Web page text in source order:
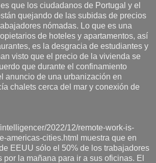
que los ciudadanos de Portugal y el
quejando de las subidas de precios
nómadas. Lo que es una
de hoteles y apartamentos, así
es la desgracia de estudiantes y
visto que el precio de la vivienda se
que durante el confinamiento
anuncio de una urbanización en
chalets cerca del mar y conexión de
2022/12/remote-work-is-
americas-cities.html muestra que en
EEUU sólo el 50% de los trabajadores
por la mañana para ir a sus oficinas. El